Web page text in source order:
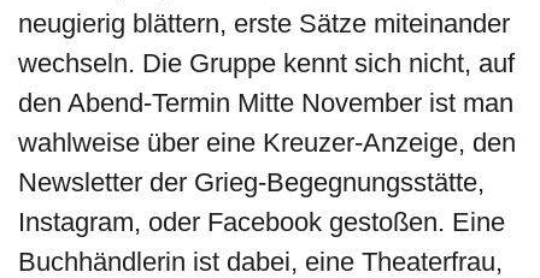
neugierig blättern, erste Sätze miteinander
wechseln. Die Gruppe kennt sich nicht, auf
den Abend-Termin Mitte November ist man
wahlweise über eine Kreuzer-Anzeige, den
Newsletter der Grieg-Begegnungsstätte,
Instagram, oder Facebook gestoßen. Eine
Buchhändlerin ist dabei, eine Theaterfrau,